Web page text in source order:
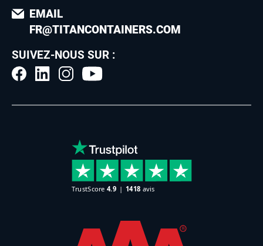
EMAIL
FR@TITANCONTAINERS.COM
SUIVEZ-NOUS SUR :